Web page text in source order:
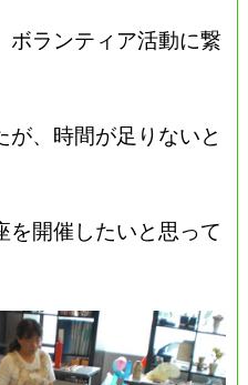
ボランティア活動に繋
、時間が足りないと
を開催したいと思って